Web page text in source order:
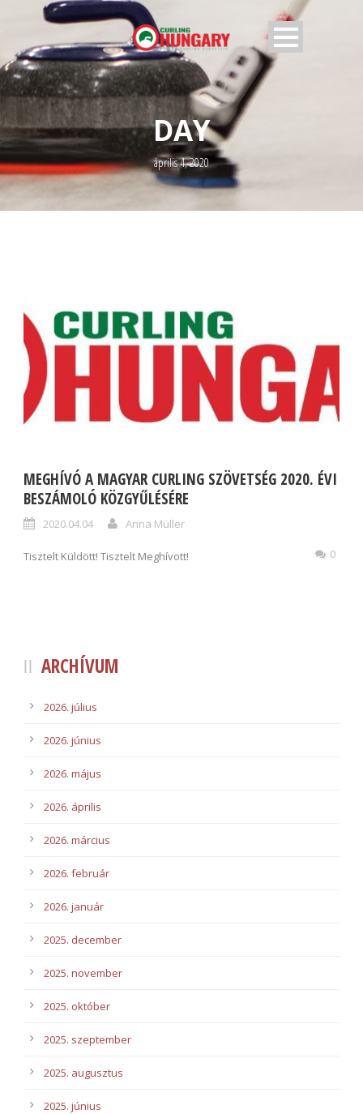
DAY
április 4, 2020
MEGHÍVÓ A MAGYAR CURLING SZÖVETSÉG 2020. ÉVI
BESZÁMOLÓ KÖZGYŰLÉSÉRE
2020.04.04 Anna Müller
Tisztelt Küldött! Tisztelt Meghívott! 0
ARCHÍVUM
2026. július
2026. június
2026. május
2026. április
2026. március
2026. február
2026. január
2025. december
2025. november
2025. október
2025. szeptember
2025. augusztus
2025. június